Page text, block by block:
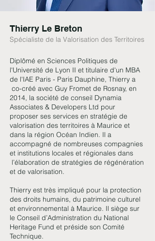
Thierry Le Breton
Spécialiste de la Valorisation des Territoires
Diplômé en Sciences Politiques de
l'Université de Lyon II et titulaire d'un MBA
de l'IAE Paris - Paris Dauphine, Thierry a
co-créé avec Guy Fromet de Rosnay, en
2014, la société de conseil Dynamia
Associates & Developers Ltd pour
proposer ses services en stratégie de
valorisation des territoires à Maurice et
dans la région Océan Indien. Il a
accompagné de nombreuses compagnies
et institutions locales et régionales dans
l’élaboration de stratégies de régénération
et de valorisation.
Thierry est très impliqué pour la protection
des droits humains, du patrimoine culturel
et environnemental à Maurice. Il siège sur
le Conseil d’Administration du National
Heritage Fund et préside son Comité
Technique.